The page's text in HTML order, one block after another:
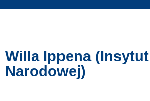
Willa Ippena
Narodowej)